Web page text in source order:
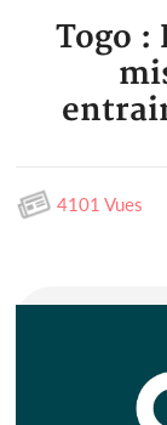
Togo :
4101 Vues